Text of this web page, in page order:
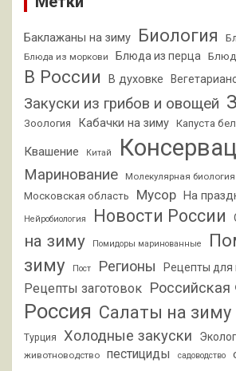
Баклажаны на зиму Биология
Блюда из моркови Блюда из перца
В России В духовке
Закуски из грибов и овощей
Зоология Кабачки на зиму Капуста
Квашение Китай
Маринование Молекулярная биология
Московская область Мусор На
Нейробиология Новости России
на зиму
Помидоры маринованные
зиму
Пост Регионы Рецепты
Рецепты заготовок
Россия Салаты на зиму
Турция Холодные закуски
животноводство пестициды садоводство